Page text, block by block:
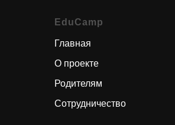
EduCamp
Главная
О проекте
Родителям
Сотрудничество